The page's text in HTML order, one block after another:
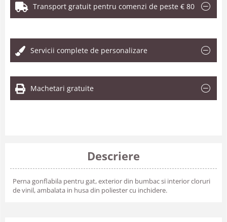
Transport gratuit pentru comenzi de peste € 80
Servicii complete de personalizare
Machetari gratuite
Descriere
Perna gonflabila pentru gat, exterior din bumbac si interior cloruri
de vinil, ambalata in husa din poliester cu inchidere.